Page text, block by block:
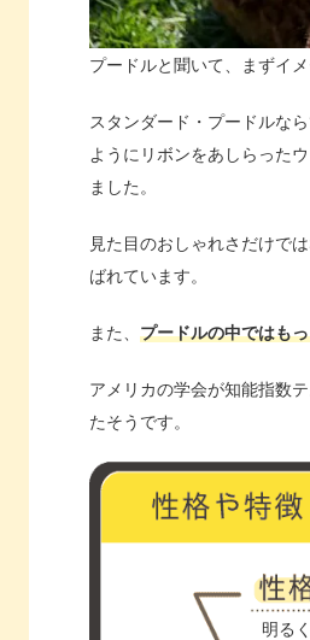
プードルと聞いて、まずイ
スタンダード・プードルな
ようにリボンをあしらった
ました。
見た目のおしゃれさだけで
ばれています。
また、 プードルの中ではも
アメリカの学会が知能指数
たそうです。
明る